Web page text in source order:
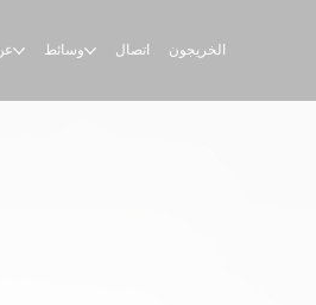
وسائط اتصال الخريجون